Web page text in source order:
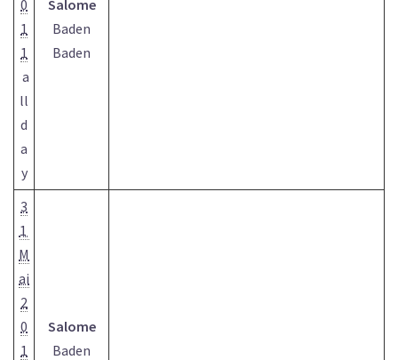
0
1
1
a
ll
d
a
y
Salome
Baden
Baden
3
1
M
ai
2
0
1
Salome
Baden